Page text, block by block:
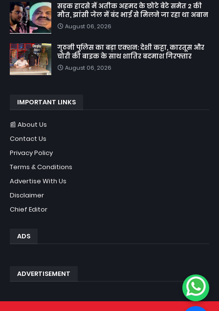
सड़क हादसे में अतीक अहमद के छोटे बेटे समेत 2 की
मौत, झांसी जेल में बंद भाई से मिलने जा रहा था अबान
August 06, 2026
गुठनी पुलिस का बड़ा एक्शन: देशी कट्टा, कारतूस और
चोरी की बाइक के साथ शातिर बदमाश गिरफ्तार
August 06, 2026
IMPORTANT LINKS
📰 About Us
Contact Us
Privacy Policy
Terms & Conditions
Advertise With Us
Disclaimer
Chief Editor
ADS
ADVERTISEMENT